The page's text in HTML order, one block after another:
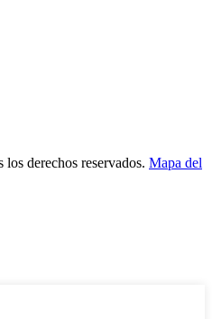
derechos reservados. Mapa del